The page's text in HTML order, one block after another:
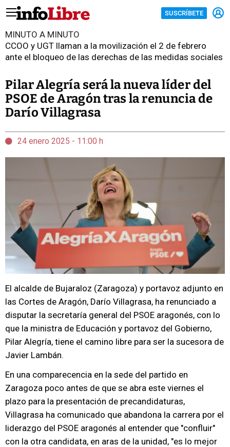
SUSCRÍBETE
MINUTO A MINUTO
CCOO y UGT llaman a la movilización el 2 de febrero
ante el bloqueo de las derechas de las medidas sociales
Pilar Alegría será la nueva líder del
PSOE de Aragón tras la renuncia de
Darío Villagrasa
24 enero 2025 - 11:00 h
El alcalde de Bujaraloz (Zaragoza) y portavoz adjunto en
las Cortes de Aragón, Darío Villagrasa, ha renunciado a
disputar la secretaría general del PSOE aragonés, con lo
que la ministra de Educación y portavoz del Gobierno,
Pilar Alegría, tiene el camino libre para ser la sucesora de
Javier Lambán.
En una comparecencia en la sede del partido en
Zaragoza poco antes de que se abra este viernes el
plazo para la presentación de precandidaturas,
Villagrasa ha comunicado que abandona la carrera por el
liderazgo del PSOE aragonés al entender que "confluir"
con la otra candidata, en aras de la unidad, "es lo mejor